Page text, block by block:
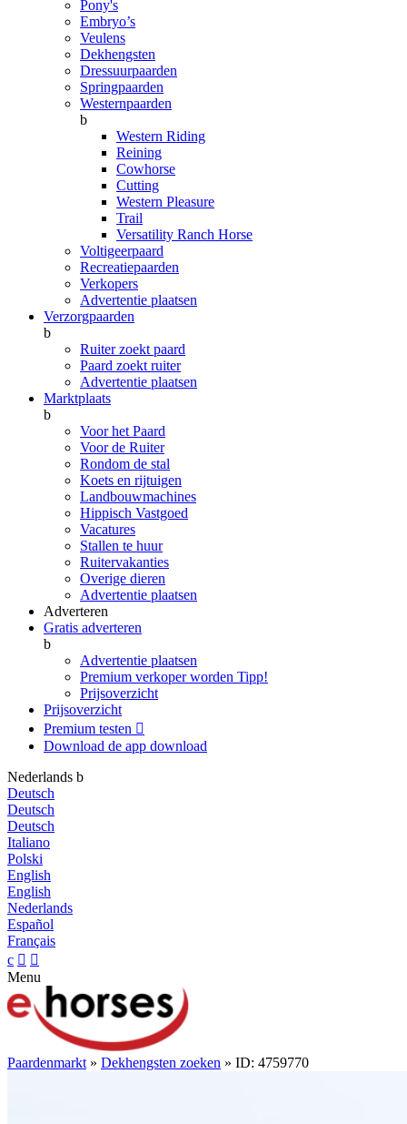
Pony's
Embryo’s
Veulens
Dekhengsten
Dressuurpaarden
Springpaarden
Westernpaarden
b
Western Riding
Reining
Cowhorse
Cutting
Western Pleasure
Trail
Versatility Ranch Horse
Voltigeerpaard
Recreatiepaarden
Verkopers
Advertentie plaatsen
Verzorgpaarden
b
Ruiter zoekt paard
Paard zoekt ruiter
Advertentie plaatsen
Marktplaats
b
Voor het Paard
Voor de Ruiter
Rondom de stal
Koets en rijtuigen
Landbouwmachines
Hippisch Vastgoed
Vacatures
Stallen te huur
Ruitervakanties
Overige dieren
Advertentie plaatsen
Adverteren
Gratis adverteren
b
Advertentie plaatsen
Premium verkoper worden Tipp!
Prijsoverzicht
Prijsoverzicht
Premium testen 
Download de app download
Nederlands b
Deutsch
Deutsch
Deutsch
Italiano
Polski
English
English
Nederlands
Español
Français
c  
Menu
Paardenmarkt » Dekhengsten zoeken » ID: 4759770